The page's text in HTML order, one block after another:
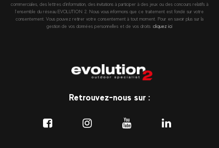
commerciales, des lettres d’information, des invitations à participer à des jeux ou des concours relatifs à
l’ensemble du réseau EVOLUTION 2. Nous vous informons que ce traitement est fondé sur votre
consentement. Vous pouvez retirer votre consentement à tout moment. Pour en savoir plus sur la
gestion de vos données personnelles et de vos droits :cliquez ici
Retrouvez-nous sur :